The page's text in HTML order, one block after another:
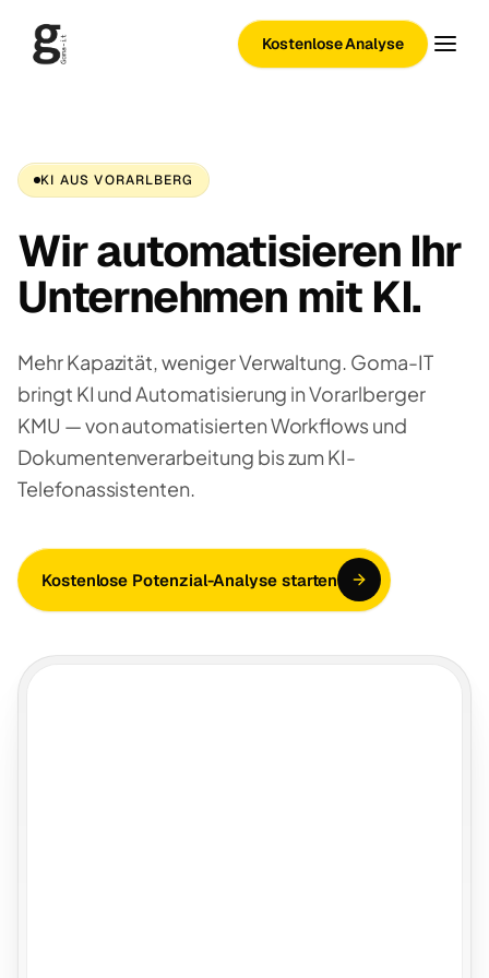
Kostenlose Analyse
KI AUS VORARLBERG
Wir automatisieren Ihr
Unternehmen mit KI.
Mehr Kapazität, weniger Verwaltung. Goma-IT
bringt KI und Automatisierung in Vorarlberger
KMU — von automatisierten Workflows und
Dokumentenverarbeitung bis zum KI-
Telefonassistenten.
Kostenlose Potenzial-Analyse starten